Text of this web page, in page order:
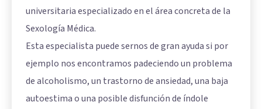
universitaria especializado en el área concreta de la
Sexología Médica.
Esta especialista puede sernos de gran ayuda si por
ejemplo nos encontramos padeciendo un problema
de alcoholismo, un trastorno de ansiedad, una baja
autoestima o una posible disfunción de índole